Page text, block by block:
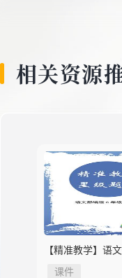
相关资源
【精准教学】语
级上册第2单元
课件